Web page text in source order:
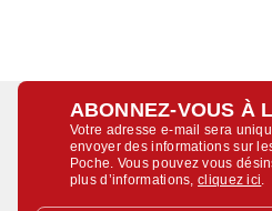
ABONNEZ-VOUS À
Votre adresse e-mail sera
envoyer des informations sur
Poche. Vous pouvez vous
plus d’informations,cliquez ici